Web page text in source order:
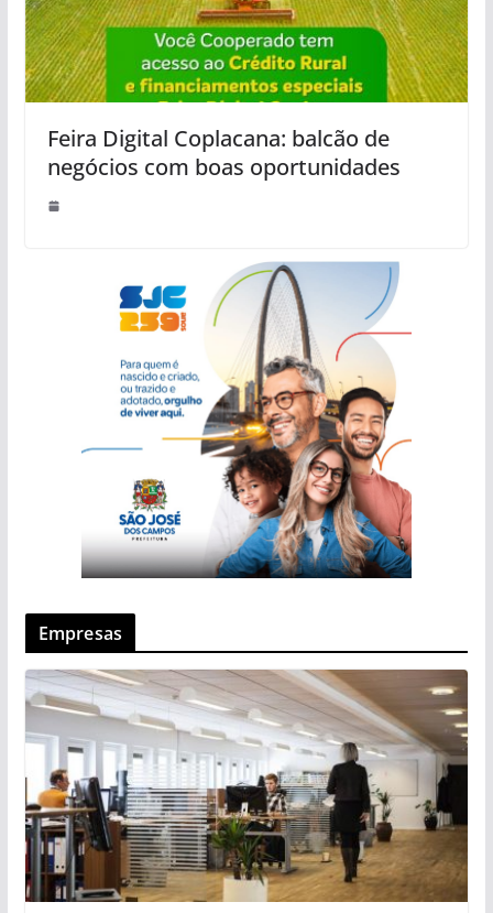
Feira Digital Coplacana: balcão de
negócios com boas oportunidades
Empresas